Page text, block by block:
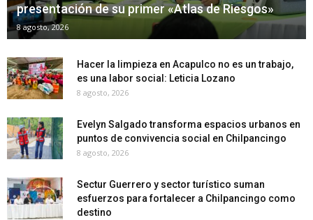
presentación de su primer «Atlas de Riesgos»
8 agosto, 2026
Hacer la limpieza en Acapulco no es un trabajo,
es una labor social: Leticia Lozano
8 agosto, 2026
Evelyn Salgado transforma espacios urbanos en
puntos de convivencia social en Chilpancingo
8 agosto, 2026
Sectur Guerrero y sector turístico suman
esfuerzos para fortalecer a Chilpancingo como
destino